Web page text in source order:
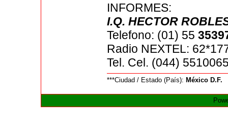
INFORMES:
I.Q. HECTOR
Telefono: (01) 55
Radio NEXTEL:
Tel. Cel. (044)
***Ciudad / Estado (País): México D.F.